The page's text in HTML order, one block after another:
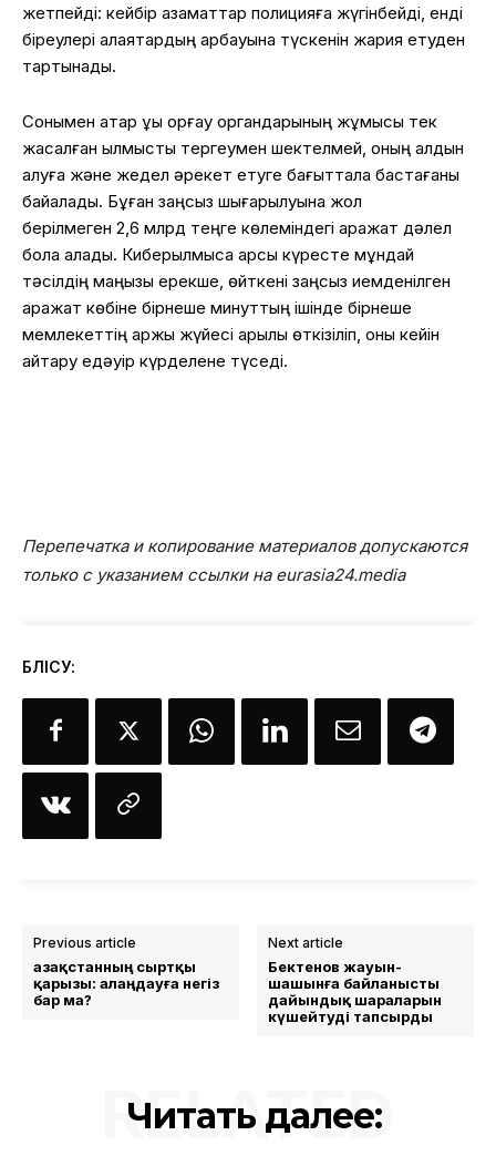
жетпейді: кейбір азаматтар полицияға жүгінбейді, енді
біреулері алаяқтардың арбауына түскенін жария етуден
тартынады.
Сонымен қатар құқық қорғау органдарының жұмысы тек
жасалған қылмысты тергеумен шектелмей, оның алдын
алуға және жедел әрекет етуге бағыттала бастағаны
байқалады. Бұған заңсыз шығарылуына жол
берілмеген 2,6 млрд теңге көлеміндегі қаражат дәлел
бола алады. Киберқылмысқа қарсы күресте мұндай
тәсілдің маңызы ерекше, өйткені заңсыз иемденілген
қаражат көбіне бірнеше минуттың ішінде бірнеше
мемлекеттің қаржы жүйесі арқылы өткізіліп, оны кейін
қайтару едәуір күрделене түседі.
Перепечатка и копирование материалов допускаются
только с указанием ссылки на eurasia24.media
БӨЛІСУ:
Previous article
Қазақстанның сыртқы
қарызы: алаңдауға негіз
бар ма?
Next article
Бектенов жауын-
шашынға байланысты
дайындық шараларын
күшейтуді тапсырды
Читать далее:
RELATED